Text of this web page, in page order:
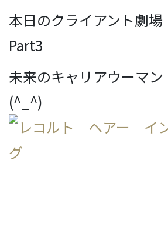
本日のクライアント劇場
Part3
未来のキャリアウーマン
(^_^)